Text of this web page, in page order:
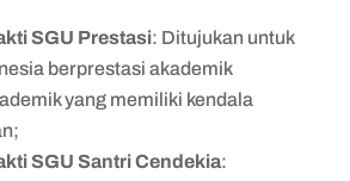
SGU Prestasi: Ditujukan untuk
berprestasi akademik
yang memiliki kendala
SGU Santri Cendekia: